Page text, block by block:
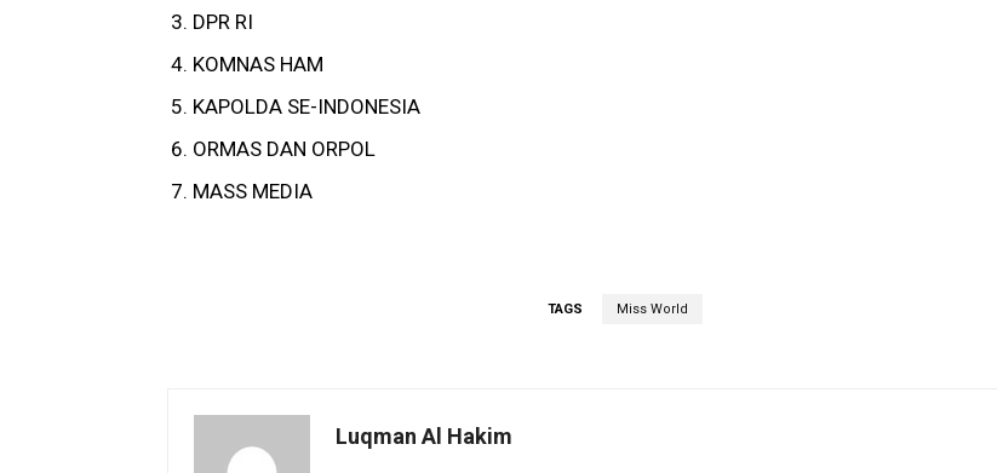
DPR RI
KOMNAS HAM
KAPOLDA SE-INDONESIA
ORMAS DAN ORPOL
MASS MEDIA
TAGS Miss World
Luqman Al Hakim